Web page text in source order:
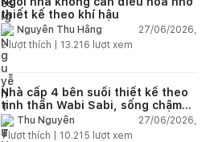
thiết kế theo khí hậu
Nguyễn Thu Hằng
27/06/2026,
2lượt thích | 13.216 lượt xem
Nhà cấp 4 bên suối thiết kế theo
tinh thần Wabi Sabi, sống chậm
giữa thiên nhiên
Thu Nguyễn
27/06/2026,
1lượt thích | 10.215 lượt xem